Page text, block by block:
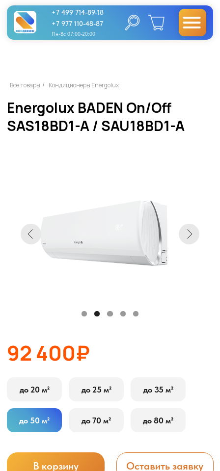
+7 499 714-89-18
+7 977 110-48-87
Пн-Вс 07:00-20:00
Все товары / Кондиционеры Energolux
SAS18BD1-A / SAU18BD1-A
Описание
92 400₽